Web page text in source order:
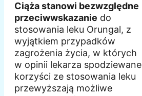
Ciąża stanowi bezwzględne
przeciwwskazanie do
stosowania leku Orungal, z
wyjątkiem przypadków
zagrożenia życia, w których
w opinii lekarza spodziewane
korzyści ze stosowania leku
przewyższają możliwe